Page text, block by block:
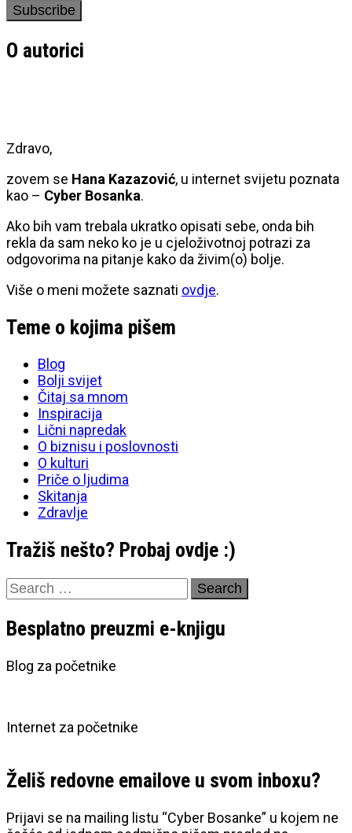
O autorici
Zdravo,
zovem se Hana Kazazović, u internet svijetu poznata
kao – Cyber Bosanka.
Ako bih vam trebala ukratko opisati sebe, onda bih
rekla da sam neko ko je u cjeloživotnoj potrazi za
odgovorima na pitanje kako da živim(o) bolje.
Više o meni možete saznati ovdje.
Teme o kojima pišem
Blog
Bolji svijet
Čitaj sa mnom
Inspiracija
Lični napredak
O biznisu i poslovnosti
O kulturi
Priče o ljudima
Skitanja
Zdravlje
Tražiš nešto? Probaj ovdje :)
Search
for:
Besplatno preuzmi e-knjigu
Blog za početnike
Internet za početnike
Želiš redovne emailove u svom inboxu?
Prijavi se na mailing listu “Cyber Bosanke” u kojem ne